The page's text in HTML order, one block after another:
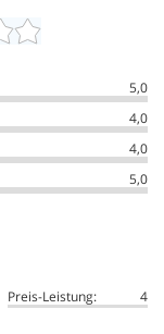
5,0
4,0
4,0
5,0
Preis-Leistung:
4